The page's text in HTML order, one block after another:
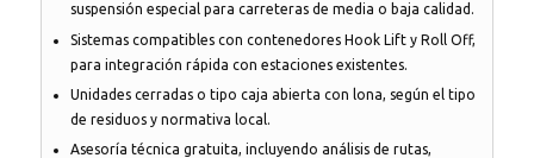
suspensión especial para carreteras de media o baja calidad.
Sistemas compatibles con contenedores Hook Lift y Roll Off,
para integración rápida con estaciones existentes.
Unidades cerradas o tipo caja abierta con lona, según el tipo
de residuos y normativa local.
Asesoría técnica gratuita, incluyendo análisis de rutas,